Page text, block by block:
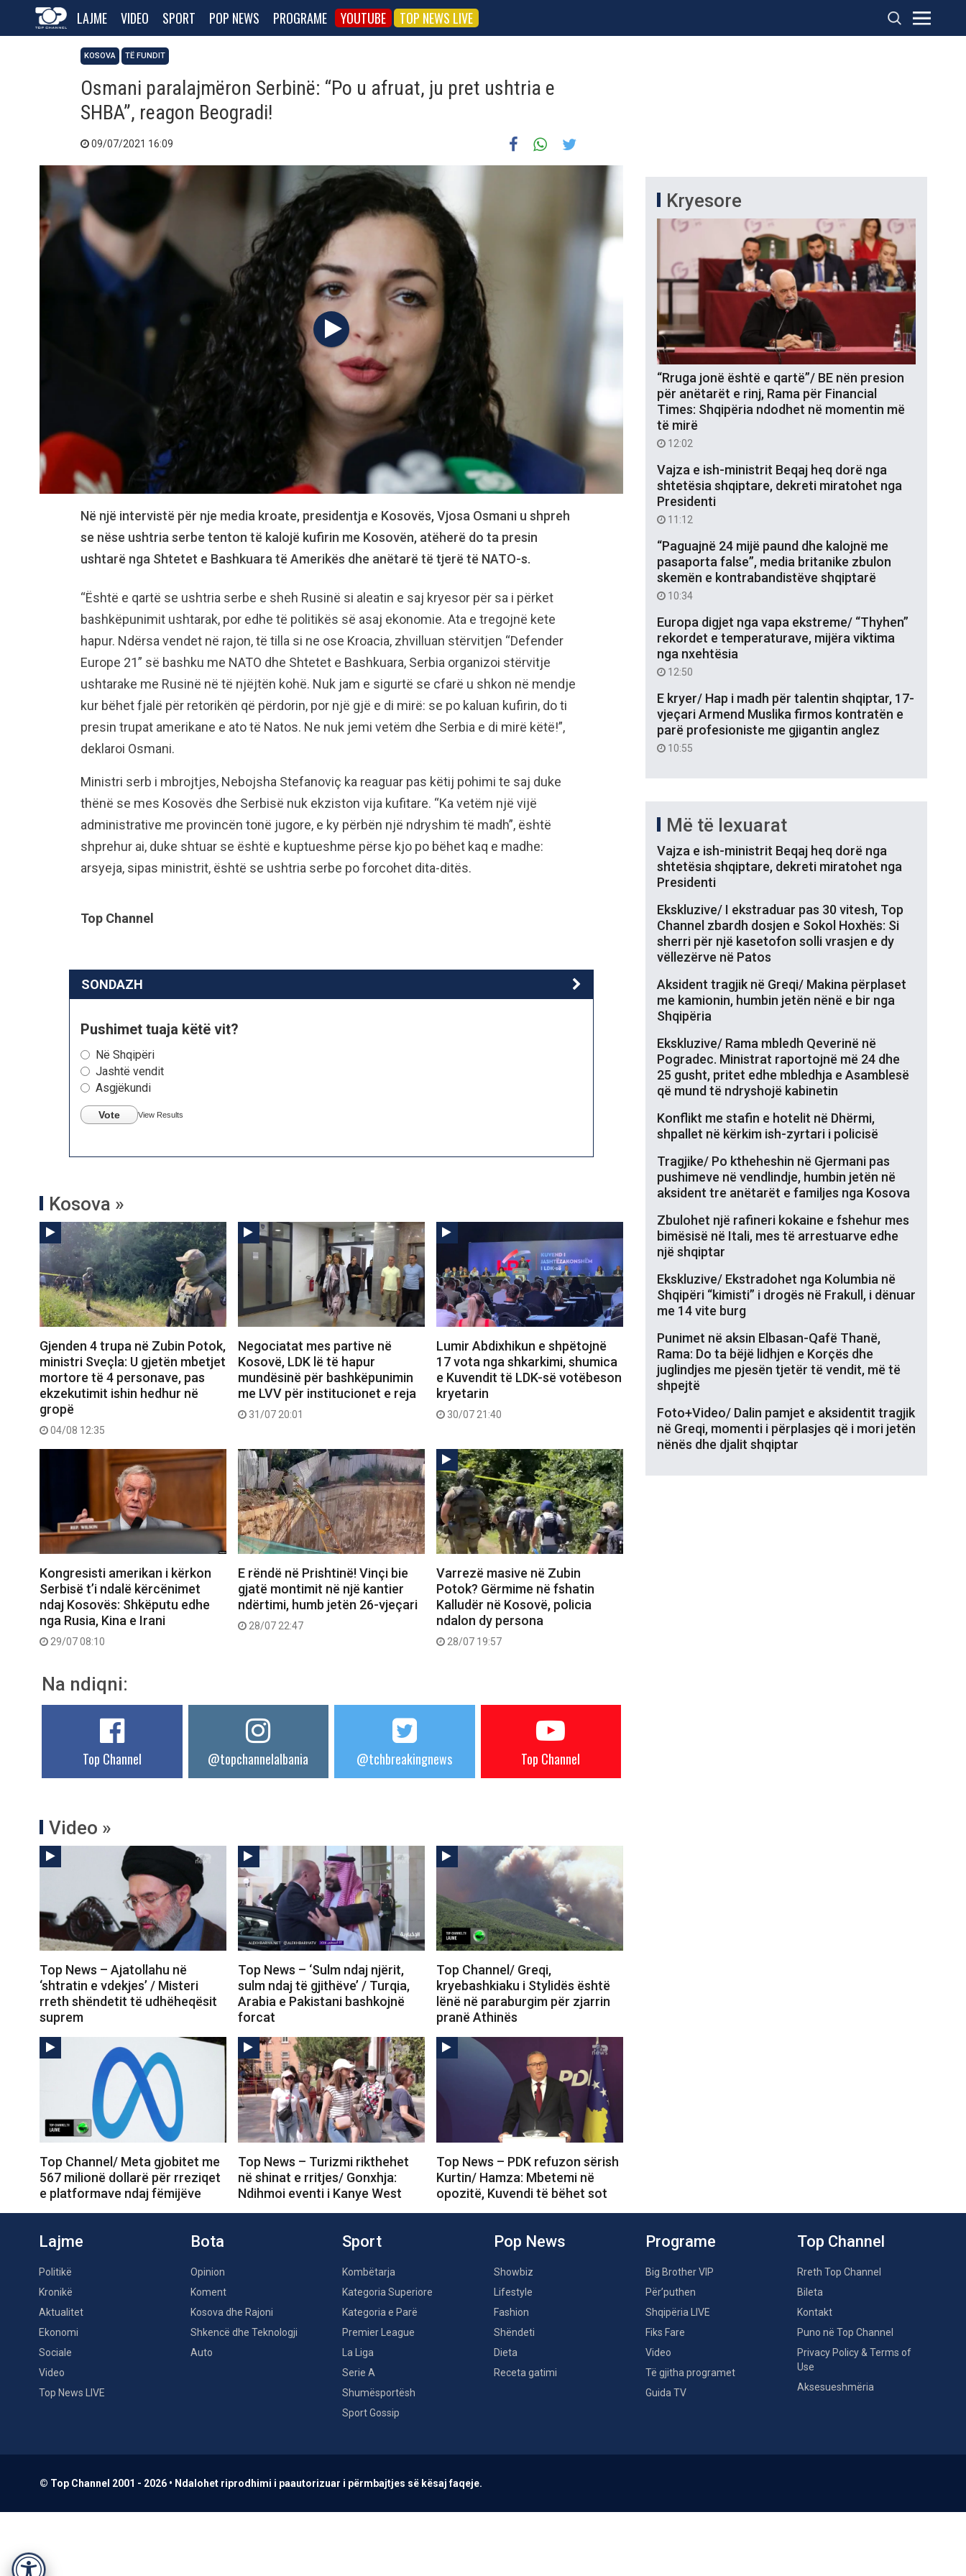
LAJME VIDEO SPORT POP NEWS PROGRAME YOUTUBE TOP NEWS LIVE
KOSOVA TË FUNDIT
Osmani paralajmëron Serbinë: “Po u afruat, ju pret ushtria e
SHBA”, reagon Beogradi!
09/07/2021 16:09
Në një intervistë për nje media kroate, presidentja e Kosovës, Vjosa Osmani u shpreh
se nëse ushtria serbe tenton të kalojë kufirin me Kosovën, atëherë do ta presin
ushtarë nga Shtetet e Bashkuara të Amerikës dhe anëtarë të tjerë të NATO-s.
“Është e qartë se ushtria serbe e sheh Rusinë si aleatin e saj kryesor për sa i përket
bashkëpunimit ushtarak, por edhe të politikës së asaj ekonomie. Ata e tregojnë kete
hapur. Ndërsa vendet në rajon, të tilla si ne ose Kroacia, zhvilluan stërvitjen “Defender
Europe 21” së bashku me NATO dhe Shtetet e Bashkuara, Serbia organizoi stërvitje
ushtarake me Rusinë në të njëjtën kohë. Nuk jam e sigurtë se cfarë u shkon në mendje
kur bëhet fjalë për retorikën që përdorin, por një gjë e di mirë: se po kaluan kufirin, do ti
presin trupat amerikane e ato të Natos. Ne nuk jemi vetëm dhe Serbia e di mirë këtë!”,
deklaroi Osmani.
Ministri serb i mbrojtjes, Nebojsha Stefanoviç ka reaguar pas këtij pohimi te saj duke
thënë se mes Kosovës dhe Serbisë nuk ekziston vija kufitare. “Ka vetëm një vijë
administrative me provincën tonë jugore, e ky përbën një ndryshim të madh”, është
shprehur ai, duke shtuar se është e kuptueshme përse kjo po bëhet kaq e madhe:
arsyeja, sipas ministrit, është se ushtria serbe po forcohet dita-ditës.
Top Channel
SONDAZH
Pushimet tuaja këtë vit?
Në Shqipëri
Jashtë vendit
Asgjëkundi
Vote View Results
Kosova »
Gjenden 4 trupa në Zubin Potok,
ministri Sveçla: U gjetën mbetjet
mortore të 4 personave, pas
ekzekutimit ishin hedhur në
gropë
04/08 12:35
Negociatat mes partive në
Kosovë, LDK lë të hapur
mundësinë për bashkëpunimin
me LVV për institucionet e reja
31/07 20:01
Lumir Abdixhikun e shpëtojnë
17 vota nga shkarkimi, shumica
e Kuvendit të LDK-së votëbeson
kryetarin
30/07 21:40
Kongresisti amerikan i kërkon
Serbisë t’i ndalë kërcënimet
ndaj Kosovës: Shkëputu edhe
nga Rusia, Kina e Irani
29/07 08:10
E rëndë në Prishtinë! Vinçi bie
gjatë montimit në një kantier
ndërtimi, humb jetën 26-vjeçari
28/07 22:47
Varrezë masive në Zubin
Potok? Gërmime në fshatin
Kalludër në Kosovë, policia
ndalon dy persona
28/07 19:57
Na ndiqni:
Top Channel @topchannelalbania @tchbreakingnews Top Channel
Video »
Top News – Ajatollahu në
‘shtratin e vdekjes’ / Misteri
rreth shëndetit të udhëheqësit
suprem
Top News – ‘Sulm ndaj njërit,
sulm ndaj të gjithëve’ / Turqia,
Arabia e Pakistani bashkojnë
forcat
Top Channel/ Greqi,
kryebashkiaku i Stylidës është
lënë në paraburgim për zjarrin
pranë Athinës
Top Channel/ Meta gjobitet me
567 milionë dollarë për rreziqet
e platformave ndaj fëmijëve
Top News – Turizmi rikthehet
në shinat e rritjes/ Gonxhja:
Ndihmoi eventi i Kanye West
Top News – PDK refuzon sërish
Kurtin/ Hamza: Mbetemi në
opozitë, Kuvendi të bëhet sot
Kryesore
“Rruga jonë është e qartë”/ BE nën presion
për anëtarët e rinj, Rama për Financial
Times: Shqipëria ndodhet në momentin më
të mirë
12:02
Vajza e ish-ministrit Beqaj heq dorë nga
shtetësia shqiptare, dekreti miratohet nga
Presidenti
11:12
“Paguajnë 24 mijë paund dhe kalojnë me
pasaporta false”, media britanike zbulon
skemën e kontrabandistëve shqiptarë
10:34
Europa digjet nga vapa ekstreme/ “Thyhen”
rekordet e temperaturave, mijëra viktima
nga nxehtësia
12:50
E kryer/ Hap i madh për talentin shqiptar, 17-
vjeçari Armend Muslika firmos kontratën e
parë profesioniste me gjigantin anglez
10:55
Më të lexuarat
Vajza e ish-ministrit Beqaj heq dorë nga
shtetësia shqiptare, dekreti miratohet nga
Presidenti
Ekskluzive/ I ekstraduar pas 30 vitesh, Top
Channel zbardh dosjen e Sokol Hoxhës: Si
sherri për një kasetofon solli vrasjen e dy
vëllezërve në Patos
Aksident tragjik në Greqi/ Makina përplaset
me kamionin, humbin jetën nënë e bir nga
Shqipëria
Ekskluzive/ Rama mbledh Qeverinë në
Pogradec. Ministrat raportojnë më 24 dhe
25 gusht, pritet edhe mbledhja e Asamblesë
që mund të ndryshojë kabinetin
Konflikt me stafin e hotelit në Dhërmi,
shpallet në kërkim ish-zyrtari i policisë
Tragjike/ Po ktheheshin në Gjermani pas
pushimeve në vendlindje, humbin jetën në
aksident tre anëtarët e familjes nga Kosova
Zbulohet një rafineri kokaine e fshehur mes
bimësisë në Itali, mes të arrestuarve edhe
një shqiptar
Ekskluzive/ Ekstradohet nga Kolumbia në
Shqipëri “kimisti” i drogës në Frakull, i dënuar
me 14 vite burg
Punimet në aksin Elbasan-Qafë Thanë,
Rama: Do ta bëjë lidhjen e Korçës dhe
juglindjes me pjesën tjetër të vendit, më të
shpejtë
Foto+Video/ Dalin pamjet e aksidentit tragjik
në Greqi, momenti i përplasjes që i mori jetën
nënës dhe djalit shqiptar
Lajme
Politikë
Kronikë
Aktualitet
Ekonomi
Sociale
Video
Top News LIVE
Bota
Opinion
Koment
Kosova dhe Rajoni
Shkencë dhe Teknologji
Auto
Sport
Kombëtarja
Kategoria Superiore
Kategoria e Parë
Premier League
La Liga
Serie A
Shumësportësh
Sport Gossip
Pop News
Showbiz
Lifestyle
Fashion
Shëndeti
Dieta
Receta gatimi
Programe
Big Brother VIP
Për’puthen
Shqipëria LIVE
Fiks Fare
Video
Të gjitha programet
Guida TV
Top Channel
Rreth Top Channel
Bileta
Kontakt
Puno në Top Channel
Privacy Policy & Terms of
Use
Aksesueshmëria
© Top Channel 2001 - 2026 • Ndalohet riprodhimi i paautorizuar i përmbajtjes së kësaj faqeje.